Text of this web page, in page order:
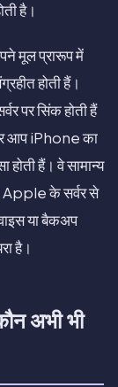
है।
मूल प्रारूप में
होती हैं।
पर सिंक होती हैं
आप iPhone का
हैं। वे सामान्य
के सर्वर से
या बैकअप
है।
अभी भी